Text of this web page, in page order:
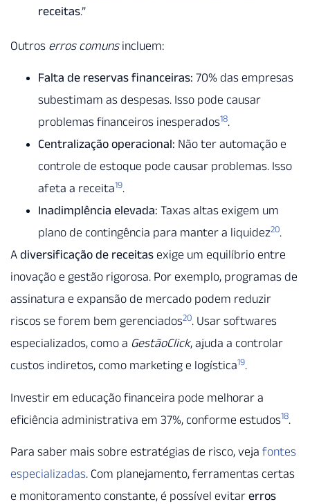
receitas.”
Outros erros comunsincluem:
Falta de reservas financeiras: 70% das empresas
subestimam as despesas. Isso pode causar
problemas financeiros inesperados18.
Centralização operacional: Não ter automação e
controle de estoque pode causar problemas. Isso
afeta a receita19.
Inadimplência elevada: Taxas altas exigem um
plano de contingência para manter a liquidez20.
A diversificação de receitas exige um equilíbrio entre
inovação e gestão rigorosa. Por exemplo, programas de
assinatura e expansão de mercado podem reduzir
riscos se forem bem gerenciados20. Usar softwares
especializados, como a GestãoClick, ajuda a controlar
custos indiretos, como marketing e logística19.
Investir em educação financeira pode melhorar a
eficiência administrativa em 37%, conforme estudos18.
Para saber mais sobre estratégias de risco, veja fontes
especializadas. Com planejamento, ferramentas certas
e monitoramento constante, é possível evitar erros